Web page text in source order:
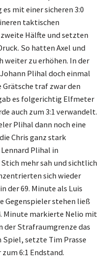
mit einer sicheren 3:0
taktischen
Hälfte und setzten
So hatten Axel und
weiter zu erhöhen. In der
Plihal doch einmal
Grätsche traf zwar den
es folgerichtig Elfmeter
auch zum 3:1 verwandelt.
Plihal dann noch eine
Chris ganz stark
Plihal in
mehr sah und sichtlich
sich wieder
der 69. Minute als Luis
Gegenspieler stehen ließ
Minute markierte Nelio mit
der Strafraumgrenze das
Spiel, setzte Tim Prasse
6:1 Endstand.